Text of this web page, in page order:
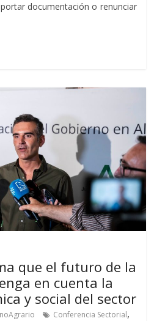
documentación o renunciar
que el futuro de la
en cuenta la
y social del sector
Conferencia Sectorial,